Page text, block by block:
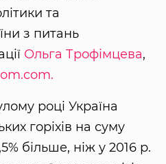
та
з питань
Ольга Трофімцева,
році Україна
горіхів на суму
більше, ніж у 2016 р.